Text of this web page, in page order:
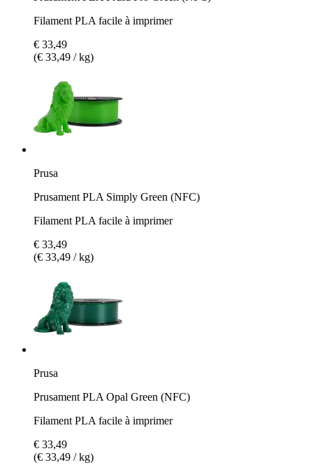
Filament PLA facile à imprimer
€ 33,49
(€ 33,49 / kg)
Prusa
Prusament PLA Simply Green (NFC)
Filament PLA facile à imprimer
€ 33,49
(€ 33,49 / kg)
Prusa
Prusament PLA Opal Green (NFC)
Filament PLA facile à imprimer
€ 33,49
(€ 33,49 / kg)